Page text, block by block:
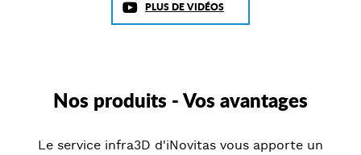
PLUS DE VIDÉOS
Nos produits - Vos avantages
Le service infra3D d'iNovitas vous apporte un